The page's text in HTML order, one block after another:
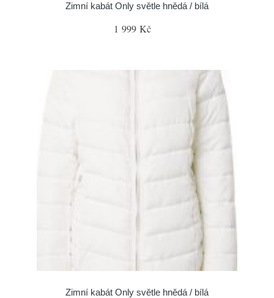
Zimní kabát Only světle hnědá / bílá
1 999 Kč
Zimní kabát Only světle hnědá / bílá